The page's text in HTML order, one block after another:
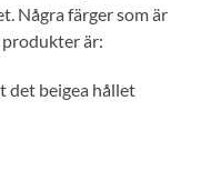
Några färger som är
produkter är:
det beigea hållet